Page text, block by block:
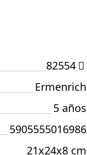
82554
Ermenrich
5 años
5905555016986
21x24x8 cm